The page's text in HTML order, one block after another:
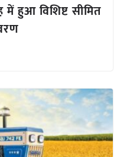
में हुआ विशिष्ट सीमित